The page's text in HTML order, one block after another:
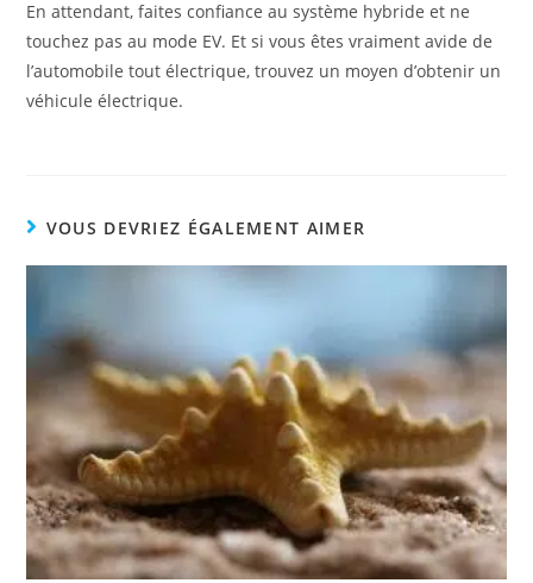
En attendant, faites confiance au système hybride et ne
touchez pas au mode EV. Et si vous êtes vraiment avide de
l’automobile tout électrique, trouvez un moyen d’obtenir un
véhicule électrique.
VOUS DEVRIEZ ÉGALEMENT AIMER